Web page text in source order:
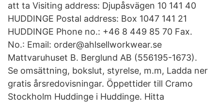
att ta Visiting address: Djupåsvägen 10 141 40
HUDDINGE Postal address: Box 1047 141 21
HUDDINGE Phone no.: +46 8 449 85 70 Fax.
No.: Email: order@ahlsellworkwear.se
Mattvaruhuset B. Berglund AB (556195-1673).
Se omsättning, bokslut, styrelse, m.m, Ladda ner
gratis årsredovisningar. Öppettider till Cramo
Stockholm Huddinge i Huddinge. Hitta